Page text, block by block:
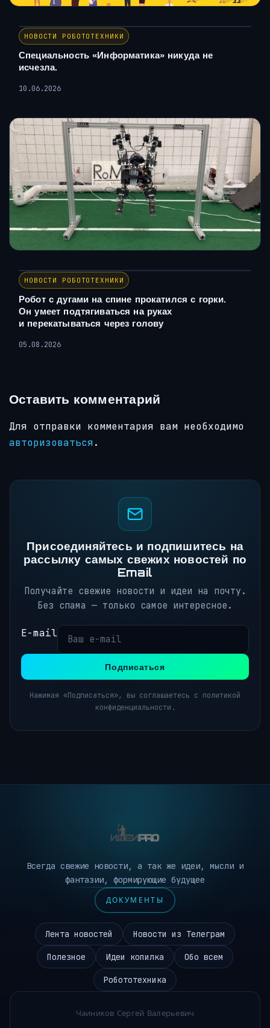
НОВОСТИ РОБОТОТЕХНИКИ
Специальность «Информатика» никуда не
исчезла.
10.06.2026
НОВОСТИ РОБОТОТЕХНИКИ
Робот с дугами на спине прокатился с горки.
Он умеет подтягиваться на руках
и перекатываться через голову
05.08.2026
Оставить комментарий
Для отправки комментария вам необходимо
авторизоваться.
Присоединяйтесь и подпишитесь на
рассылку самых свежих новостей по
Email
Получайте свежие новости и идеи на почту.
Без спама — только самое интересное.
E-mail
Подписаться
Нажимая «Подписаться», вы соглашаетесь с политикой
конфиденциальности.
Всегда свежие новости, а так же идеи, мысли и
фантазии, формирующие будущее
ДОКУМЕНТЫ
Лента новостей Новости из Телеграм
Полезное Идеи копилка Обо всем
Робототехника
Чаиников Сергей Валерьевич